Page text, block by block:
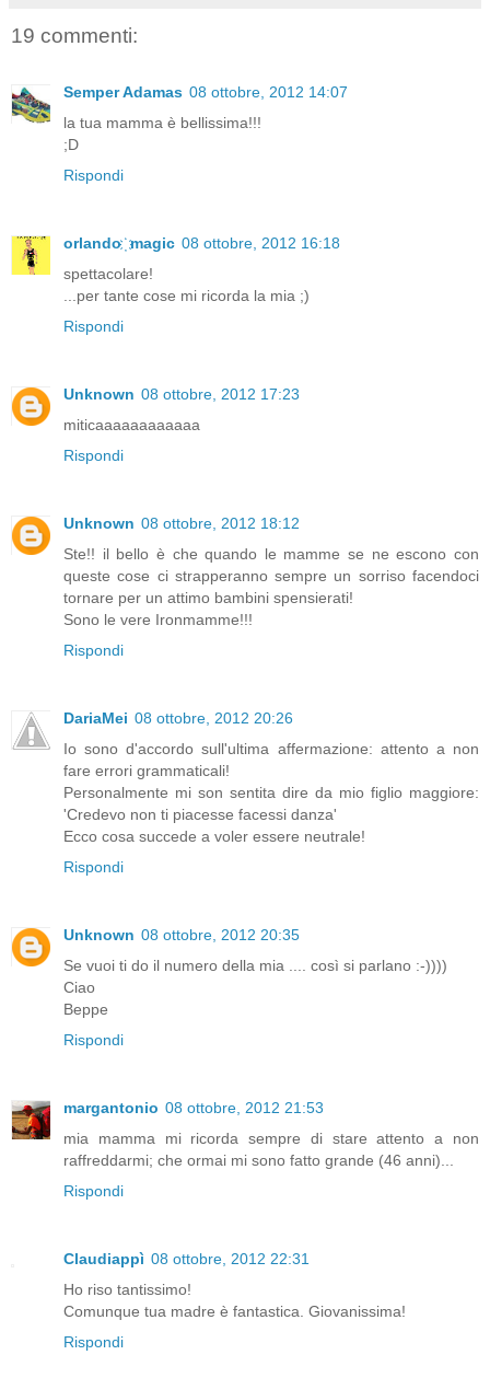
19 commenti:
Semper Adamas 08 ottobre, 2012 14:07
la tua mamma è bellissima!!!
;D
Rispondi
orlando ҉ magic 08 ottobre, 2012 16:18
spettacolare!
...per tante cose mi ricorda la mia ;)
Rispondi
Unknown 08 ottobre, 2012 17:23
miticaaaaaaaaaaaa
Rispondi
Unknown 08 ottobre, 2012 18:12
Ste!! il bello è che quando le mamme se ne escono con
queste cose ci strapperanno sempre un sorriso facendoci
tornare per un attimo bambini spensierati!
Sono le vere Ironmamme!!!
Rispondi
DariaMei 08 ottobre, 2012 20:26
Io sono d'accordo sull'ultima affermazione: attento a non
fare errori grammaticali!
Personalmente mi son sentita dire da mio figlio maggiore:
'Credevo non ti piacesse facessi danza'
Ecco cosa succede a voler essere neutrale!
Rispondi
Unknown 08 ottobre, 2012 20:35
Se vuoi ti do il numero della mia .... così si parlano :-))))
Ciao
Beppe
Rispondi
margantonio 08 ottobre, 2012 21:53
mia mamma mi ricorda sempre di stare attento a non
raffreddarmi; che ormai mi sono fatto grande (46 anni)...
Rispondi
Claudiappì 08 ottobre, 2012 22:31
Ho riso tantissimo!
Comunque tua madre è fantastica. Giovanissima!
Rispondi